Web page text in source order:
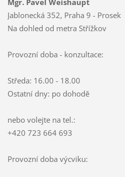
Jablonecká 352, Praha 9 - Prosek
Na dohled od metra Střížkov
Provozní doba - konzultace:
Středa: 16.00 - 18.00
Ostatní dny: po dohodě
nebo volejte na tel.:
+420 723 664 693
Provozní doba výcviku: